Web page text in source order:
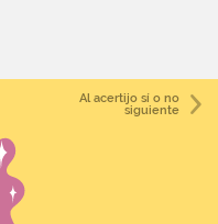
Al acertijo sí o no
siguiente